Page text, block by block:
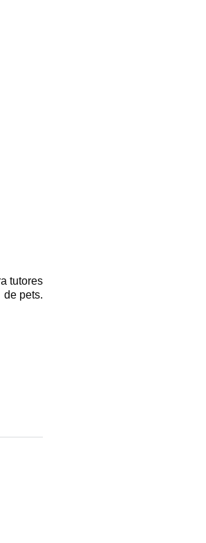
tutores
de pets.